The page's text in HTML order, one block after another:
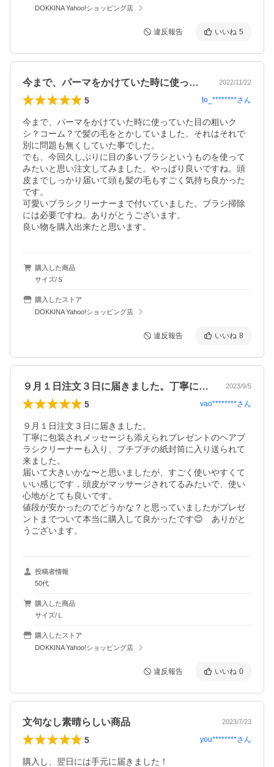
DOKKINA Yahoo!ショッピング店
違反報告 いいね 5
今まで、パーマをかけていた時に使ってい… 2022/11/22
5 to_********さん
今まで、パーマをかけていた時に使っていた目の粗いク
シ？コーム？で髪の毛をとかしていました。それはそれで
別に問題も無くしていた事でした。
でも、今回久しぶりに目の多いブラシというものを使って
みたいと思い注文してみました。やっぱり良いですね。頭
皮までしっかり届いて頭も髪の毛もすごく気持ち良かった
です。
可愛いブラシクリーナーまで付いていました。ブラシ掃除
には必要ですね。ありがとうございます。
良い物を購入出来たと思います。
購入した商品
サイズ/Ｓ
購入したストア
DOKKINA Yahoo!ショッピング店
違反報告 いいね 8
９月１日注文３日に届きました。丁寧に包… 2023/9/5
5 vao********さん
９月１日注文３日に届きました。
丁寧に包装されメッセージも添えられプレゼントのヘアブ
ラシクリーナーも入り、プチプチの紙封筒に入り送られて
来ました。
届いて大きいかな〜と思いましたが、すごく使いやすくて
いい感じです．頭皮がマッサージされてるみたいで、使い
心地がとても良いです。
値段が安かったのでどうかな？と思っていましたがプレゼ
ントまでついて本当に購入して良かったです😊　ありがと
うございます。
投稿者情報
50代
購入した商品
サイズ/Ｌ
購入したストア
DOKKINA Yahoo!ショッピング店
違反報告 いいね 0
文句なし素晴らしい商品 2023/7/23
5 you********さん
購入し、翌日には手元に届きました！